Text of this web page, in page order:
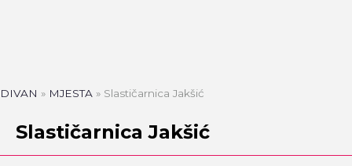
DIVAN » MJESTA » Slastičarnica Jakšić
Slastičarnica Jakšić